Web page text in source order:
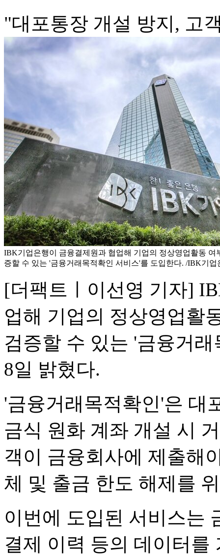
"대포통장 개설 방지, 고
IBK기업은행이 금융결제원과 협업해 기업의 정상영업활동 여
증할 수 있는 '금융거래목적확인 서비스'를 도입한다. /IBK기업
[더팩트ㅣ이선영 기자]
업해 기업의 정상영업활
검증할 수 있는 '금융거
8일 밝혔다.
'금융거래목적확인'은 대
금식 원화 계좌 개설 시
객이 금융회사에 제출해
체 및 출금 한도 해제를
이번에 도입된 서비스는
결제 이력 등의 데이터